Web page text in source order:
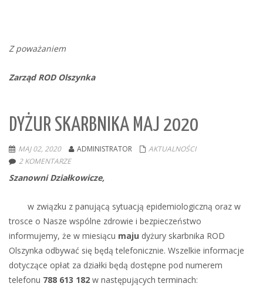
Z poważaniem
Zarząd ROD Olszynka
DYŻUR SKARBNIKA MAJ 2020
MAJ 02, 2020 ADMINISTRATOR
AKTUALNOŚCI
2 KOMENTARZE
Szanowni Działkowicze,
w związku z panującą sytuacją epidemiologiczną oraz w
trosce o Nasze wspólne zdrowie i bezpieczeństwo
informujemy, że w miesiącu maju dyżury skarbnika ROD
Olszynka odbywać się będą telefonicznie. Wszelkie informacje
dotyczące opłat za działki będą dostępne pod numerem
telefonu 788 613 182 w następujących terminach: